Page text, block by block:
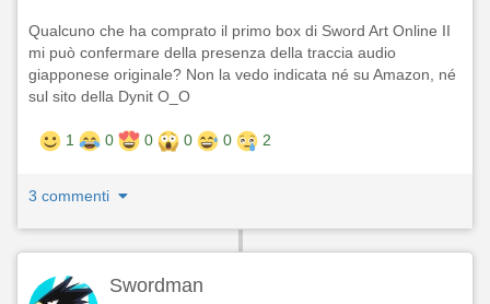
Qualcuno che ha comprato il primo box di Sword Art Online II
mi può confermare della presenza della traccia audio
giapponese originale? Non la vedo indicata né su Amazon, né
sul sito della Dynit O_O
1 0 0 0 0 2
3 commenti
Swordman